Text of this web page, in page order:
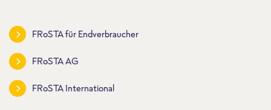
FRoSTA für Endverbraucher
FRoSTA AG
FRoSTA International